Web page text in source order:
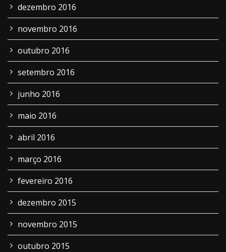
dezembro 2016
novembro 2016
outubro 2016
setembro 2016
junho 2016
maio 2016
abril 2016
março 2016
fevereiro 2016
dezembro 2015
novembro 2015
outubro 2015